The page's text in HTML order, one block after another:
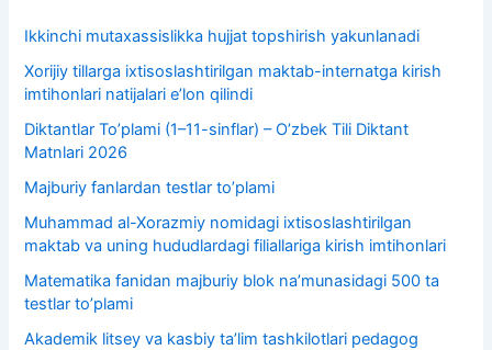
:Ikkinchi mutaxassislikka hujjat topshirish yakunlanadi
Xorijiy tillarga ixtisoslashtirilgan maktab-internatga kirish
imtihonlari natijalari e’lon qilindi
Diktantlar To’plami (1–11-sinflar) – O’zbek Tili Diktant
Matnlari 2026
Majburiy fanlardan testlar to’plami
Muhammad al-Xorazmiy nomidagi ixtisoslashtirilgan
maktab va uning hududlardagi filiallariga kirish imtihonlari
Matematika fanidan majburiy blok na’munasidagi 500 ta
testlar to’plami
Akademik litsey va kasbiy taʼlim tashkilotlari pedagog